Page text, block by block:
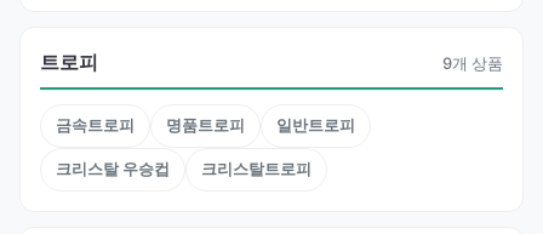
트로피 9개 상품
금속트로피 명품트로피 일반트로피
크리스탈 우승컵 크리스탈트로피